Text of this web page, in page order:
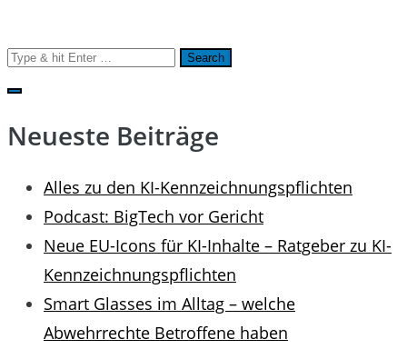
Search
for:
Neueste Beiträge
Alles zu den KI-Kennzeichnungspflichten
Podcast: BigTech vor Gericht
Neue EU-Icons für KI-Inhalte – Ratgeber zu KI-
Kennzeichnungspflichten
Smart Glasses im Alltag – welche
Abwehrrechte Betroffene haben